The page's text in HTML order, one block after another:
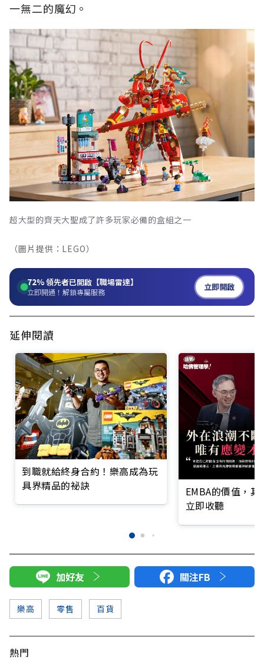
一無二的魔幻。
超大型的齊天大聖成了許多玩家必備的盒組之一
（圖片提供：LEGO）
72%領先者已開啟【職場雷達】
立即開通！解鎖專屬服務 立即開啟
延伸閱讀
到職就給終身合約！樂高成為玩
具界精品的祕訣
EMBA的價值，
立即收聽
加好友 關注FB
樂高 零售 百貨
熱門